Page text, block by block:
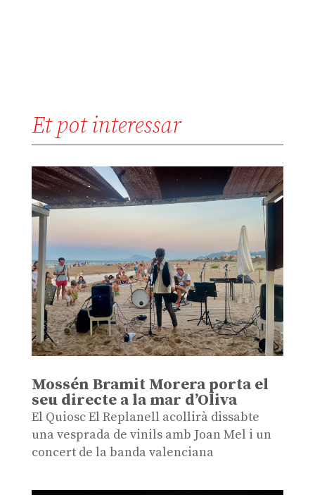
Et pot interessar
Mossén Bramit Morera porta el
seu directe a la mar d’Oliva
El Quiosc El Replanell acollirà dissabte
una vesprada de vinils amb Joan Mel i un
concert de la banda valenciana